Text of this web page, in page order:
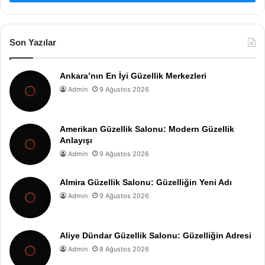
Son Yazılar
Ankara’nın En İyi Güzellik Merkezleri
Admin 9 Ağustos 2026
Amerikan Güzellik Salonu: Modern Güzellik
Anlayışı
Admin 9 Ağustos 2026
Almira Güzellik Salonu: Güzelliğin Yeni Adı
Admin 9 Ağustos 2026
Aliye Dündar Güzellik Salonu: Güzelliğin Adresi
Admin 8 Ağustos 2026